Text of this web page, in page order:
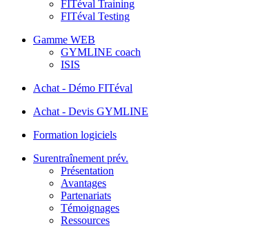
FITéval Training
FITéval Testing
Gamme WEB
GYMLINE coach
ISIS
Achat - Démo FITéval
Achat - Devis GYMLINE
Formation logiciels
Surentraînement prév.
Présentation
Avantages
Partenariats
Témoignages
Ressources